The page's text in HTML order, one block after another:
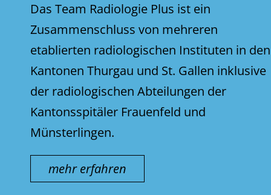
Das Team Radiologie Plus ist ein
Zusammenschluss von mehreren
etablierten radiologischen Instituten in den
Kantonen Thurgau und St. Gallen inklusive
der radiologischen Abteilungen der
Kantonsspitäler Frauenfeld und
Münsterlingen.
mehr erfahren